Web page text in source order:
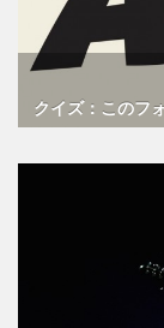
クイズ：このフ